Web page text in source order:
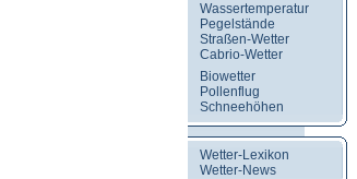
Wassertemperatur
Pegelstände
Straßen-Wetter
Cabrio-Wetter
Biowetter
Pollenflug
Schneehöhen
Wetter-Lexikon
Wetter-News